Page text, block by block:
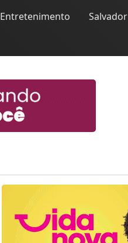
Entretenimento Salvador